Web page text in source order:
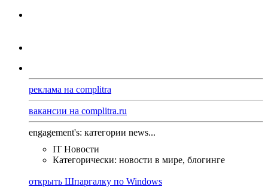
реклама на complitra
вакансии на complitra.ru
engagement's: категории news...
IT Новости
Категорически: новости в мире, блогинге
открыть Шпаргалку по Windows